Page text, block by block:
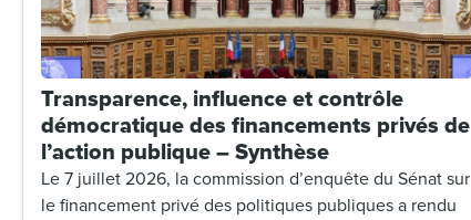
Transparence, influence et contrôle
démocratique des financements privés de
l’action publique – Synthèse
Le 7 juillet 2026, la commission d’enquête du Sénat sur
le financement privé des politiques publiques a rendu